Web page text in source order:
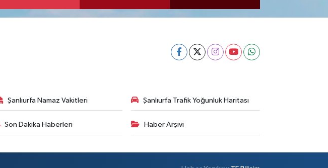
Şanlıurfa Namaz Vakitleri Şanlıurfa Trafik Yoğunluk Haritası
Son Dakika Haberleri Haber Arşivi